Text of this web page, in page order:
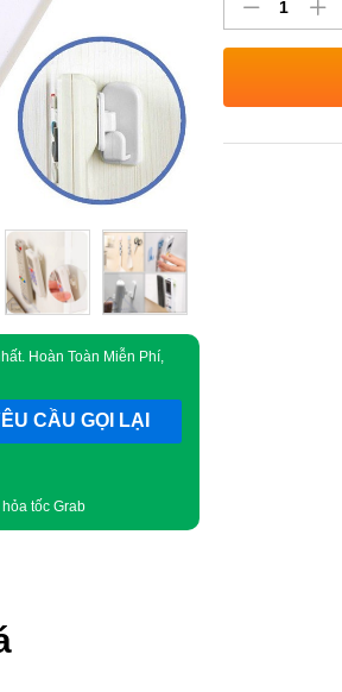
Hoàn Toàn Miễn Phí,
tốc Grab
móc
điều